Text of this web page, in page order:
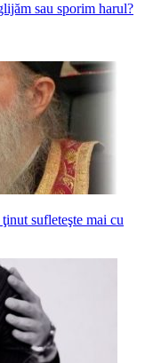
sau sporim harul?
sufleteşte mai cu